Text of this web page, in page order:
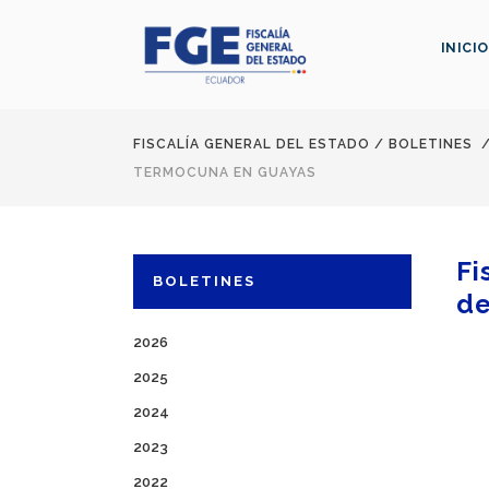
INICIO
FISCALÍA GENERAL DEL ESTADO / BOLETINES
TERMOCUNA EN GUAYAS
BOLETINES
2026
2025
2024
2023
2022